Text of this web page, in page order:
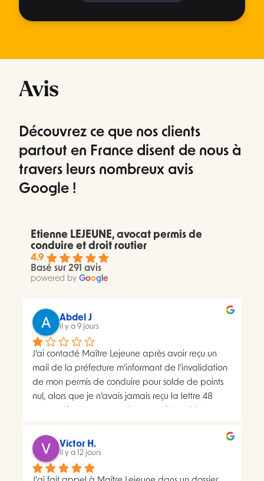
Avis
Découvrez ce que nos clients
partout en France disent de nous à
travers leurs nombreux avis
Google !
Etienne LEJEUNE, avocat permis de
conduire et droit routier
4.9
Basé sur 291 avis
powered by Goog e
Abdel J
il y a 9 jours
J’ai contacté Maître Lejeune après avoir reçu un
mail de la préfecture m’informant de l’invalidation
de mon permis de conduire pour solde de points
nul, alors que je n’avais jamais reçu la lettre 48
distributions à deux dates différentes, ce qui me
semblait présenter une anomalie nécessitant une
analyse juridique.Après avoir consulté les
Victor H.
il y a 12 jours